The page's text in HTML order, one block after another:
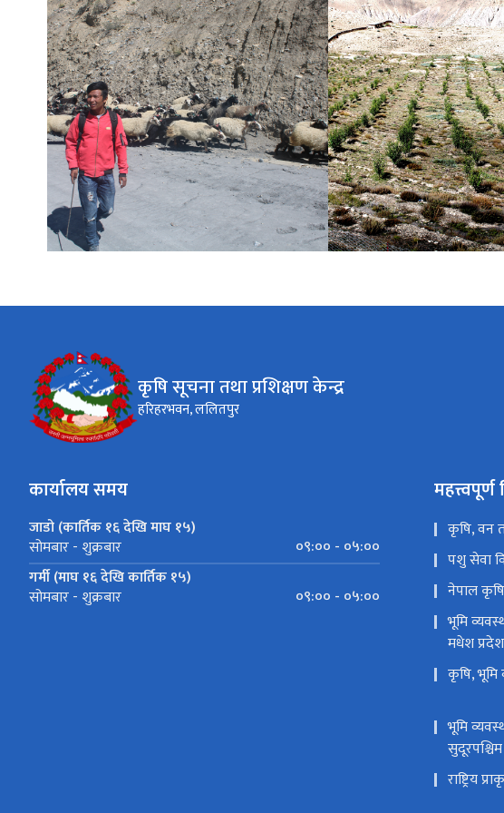
कृषि सूचना तथा प्रशिक्षण केन्द्र
हरिहरभवन, ललितपुर
कार्यालय समय
जाडो (कार्तिक १६ देखि माघ १५)
सोमबार - शुक्रबार
०९:०० - ०५:००
गर्मी (माघ १६ देखि कार्तिक १५)
सोमबार - शुक्रबार ०९:०० - ०५:००
कृषि, वन
पशु सेवा
नेपाल
भूमि
मधेश प्रदेश
कृषि, भूमि
भूमि
राष्ट्रिय